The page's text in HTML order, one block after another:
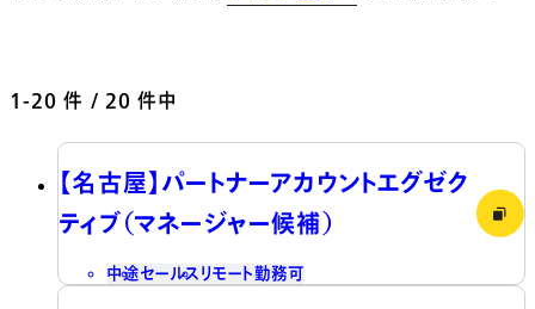
1-20 件 / 20 件中
【名古屋】パートナーアカウントエグゼク
ティブ（マネージャー候補）
中途セールス リモート勤務可